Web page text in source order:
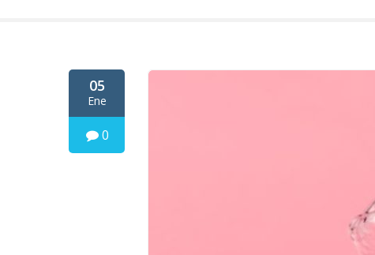
05
Ene
0